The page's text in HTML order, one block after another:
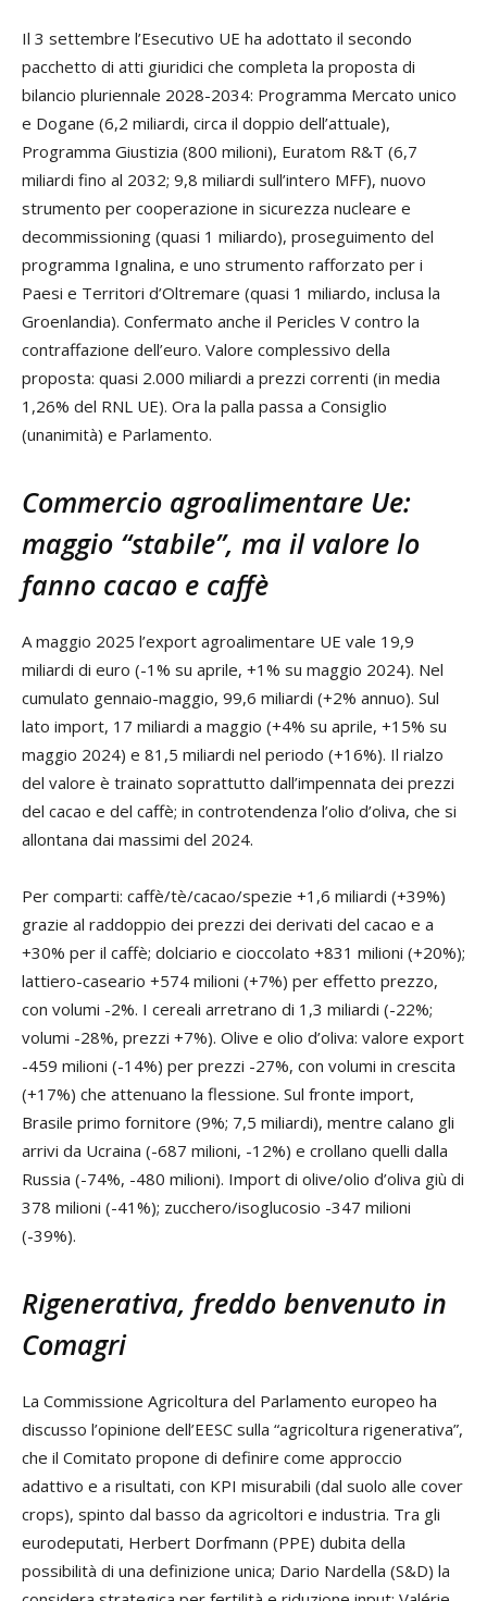
Il 3 settembre l’Esecutivo UE ha adottato il secondo
pacchetto di atti giuridici che completa la proposta di
bilancio pluriennale 2028-2034: Programma Mercato unico
e Dogane (6,2 miliardi, circa il doppio dell’attuale),
Programma Giustizia (800 milioni), Euratom R&T (6,7
miliardi fino al 2032; 9,8 miliardi sull’intero MFF), nuovo
strumento per cooperazione in sicurezza nucleare e
decommissioning (quasi 1 miliardo), proseguimento del
programma Ignalina, e uno strumento rafforzato per i
Paesi e Territori d’Oltremare (quasi 1 miliardo, inclusa la
Groenlandia). Confermato anche il Pericles V contro la
contraffazione dell’euro. Valore complessivo della
proposta: quasi 2.000 miliardi a prezzi correnti (in media
1,26% del RNL UE). Ora la palla passa a Consiglio
(unanimità) e Parlamento.
Commercio agroalimentare Ue:
maggio “stabile”, ma il valore lo
fanno cacao e caffè
A maggio 2025 l’export agroalimentare UE vale 19,9
miliardi di euro (-1% su aprile, +1% su maggio 2024). Nel
cumulato gennaio-maggio, 99,6 miliardi (+2% annuo). Sul
lato import, 17 miliardi a maggio (+4% su aprile, +15% su
maggio 2024) e 81,5 miliardi nel periodo (+16%). Il rialzo
del valore è trainato soprattutto dall’impennata dei prezzi
del cacao e del caffè; in controtendenza l’olio d’oliva, che si
allontana dai massimi del 2024.
Per comparti: caffè/tè/cacao/spezie +1,6 miliardi (+39%)
grazie al raddoppio dei prezzi dei derivati del cacao e a
+30% per il caffè; dolciario e cioccolato +831 milioni (+20%);
lattiero-caseario +574 milioni (+7%) per effetto prezzo,
con volumi -2%. I cereali arretrano di 1,3 miliardi (-22%;
volumi -28%, prezzi +7%). Olive e olio d’oliva: valore export
-459 milioni (-14%) per prezzi -27%, con volumi in crescita
(+17%) che attenuano la flessione. Sul fronte import,
Brasile primo fornitore (9%; 7,5 miliardi), mentre calano gli
arrivi da Ucraina (-687 milioni, -12%) e crollano quelli dalla
Russia (-74%, -480 milioni). Import di olive/olio d’oliva giù di
378 milioni (-41%); zucchero/isoglucosio -347 milioni
(-39%).
Rigenerativa, freddo benvenuto in
Comagri
La Commissione Agricoltura del Parlamento europeo ha
discusso l’opinione dell’EESC sulla “agricoltura rigenerativa”,
che il Comitato propone di definire come approccio
adattivo e a risultati, con KPI misurabili (dal suolo alle cover
crops), spinto dal basso da agricoltori e industria. Tra gli
eurodeputati, Herbert Dorfmann (PPE) dubita della
possibilità di una definizione unica; Dario Nardella (S&D) la